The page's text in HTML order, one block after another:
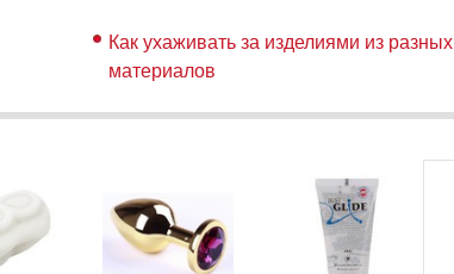
Как ухаживать за изделиями из разных
материалов